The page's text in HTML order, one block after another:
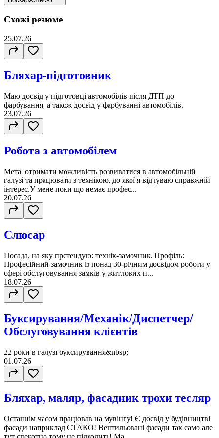
Схожі резюме
25.07.26
Бляхар-підготовник
Маю досвід у підготовці автомобілів після ДТП до
фарбування, а також досвід у фарбуванні автомобілів.
23.07.26
Робота з автомобілем
Мета: отримати можливість розвиватися в автомобільній
галузі та працювати з технікою, до якої я відчуваю справжній
інтерес.У мене поки що немає профес...
20.07.26
Слюсар
Посада, на яку претендую: технік-замочник. Профіль:
Професійний замочник із понад 30-річним досвідом роботи у
сфері обслуговування замків у житлових п...
18.07.26
Буксирування/Механік/Диспетчер/
Обслуговування клієнтів
22 роки в галузі буксирування&nbsp;
01.07.26
Бляхар, маляр, фасадник трохи тесляр
Останнім часом працював на мувінгу! Є досвід у будівництві
фасади наприклад СТАКО! Вентильовані фасади так само але